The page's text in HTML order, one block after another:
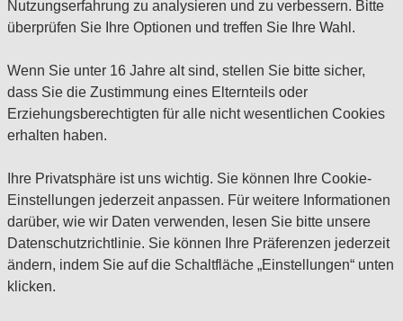
Nutzungserfahrung zu analysieren und zu verbessern. Bitte
überprüfen Sie Ihre Optionen und treffen Sie Ihre Wahl.
Wenn Sie unter 16 Jahre alt sind, stellen Sie bitte sicher,
dass Sie die Zustimmung eines Elternteils oder
Erziehungsberechtigten für alle nicht wesentlichen Cookies
erhalten haben.
Ihre Privatsphäre ist uns wichtig. Sie können Ihre Cookie-
Einstellungen jederzeit anpassen. Für weitere Informationen
darüber, wie wir Daten verwenden, lesen Sie bitte unsere
Datenschutzrichtlinie. Sie können Ihre Präferenzen jederzeit
ändern, indem Sie auf die Schaltfläche „Einstellungen“ unten
klicken.